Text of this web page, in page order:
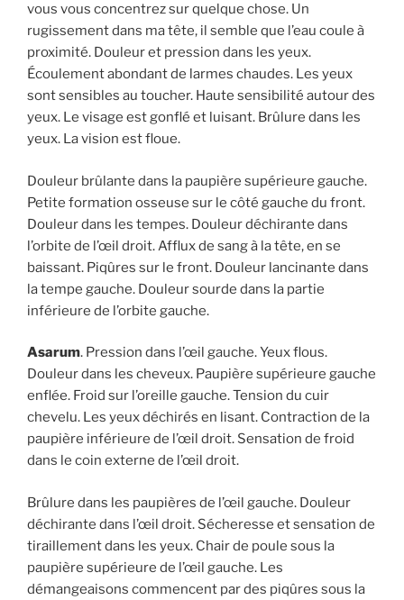
vous vous concentrez sur quelque chose. Un
rugissement dans ma tête, il semble que l’eau coule à
proximité. Douleur et pression dans les yeux.
Écoulement abondant de larmes chaudes. Les yeux
sont sensibles au toucher. Haute sensibilité autour des
yeux. Le visage est gonflé et luisant. Brûlure dans les
yeux. La vision est floue.
Douleur brûlante dans la paupière supérieure gauche.
Petite formation osseuse sur le côté gauche du front.
Douleur dans les tempes. Douleur déchirante dans
l’orbite de l’œil droit. Afflux de sang à la tête, en se
baissant. Piqûres sur le front. Douleur lancinante dans
la tempe gauche. Douleur sourde dans la partie
inférieure de l’orbite gauche.
Asarum. Pression dans l’œil gauche. Yeux flous.
Douleur dans les cheveux. Paupière supérieure gauche
enflée. Froid sur l’oreille gauche. Tension du cuir
chevelu. Les yeux déchirés en lisant. Contraction de la
paupière inférieure de l’œil droit. Sensation de froid
dans le coin externe de l’œil droit.
Brûlure dans les paupières de l’œil gauche. Douleur
déchirante dans l’œil droit. Sécheresse et sensation de
tiraillement dans les yeux. Chair de poule sous la
paupière supérieure de l’œil gauche. Les
démangeaisons commencent par des piqûres sous la